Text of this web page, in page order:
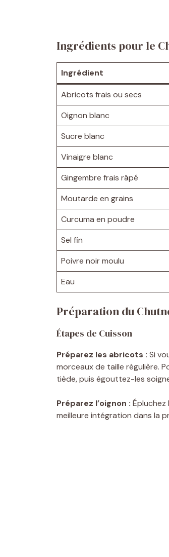
Ingrédients pour le
Ingrédient
Abricots frais ou secs
Oignon blanc
Sucre blanc
Vinaigre blanc
Gingembre frais râpé
Moutarde en grains
Curcuma en poudre
Sel fin
Poivre noir moulu
Eau
Préparation du
Étapes de Cuisson
Préparez les abricots : Si
morceaux de taille régulière.
tiède, puis égouttez-les
Préparez l’oignon :
meilleure intégration dans la